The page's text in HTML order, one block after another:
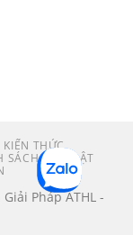
KIẾN THỨC
SÁCH BẢO MẬT
Pháp ATHL -